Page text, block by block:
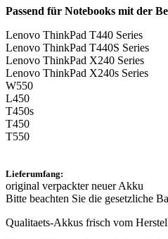
Passend für Notebooks mit der
Lenovo ThinkPad T440 Series
Lenovo ThinkPad T440S Series
Lenovo ThinkPad X240 Series
Lenovo ThinkPad X240s Series
W550
L450
T450s
T450
T550
Lieferumfang:
original verpackter neuer Akku
Bitte beachten Sie die gesetzliche
Qualitaets-Akkus frisch vom